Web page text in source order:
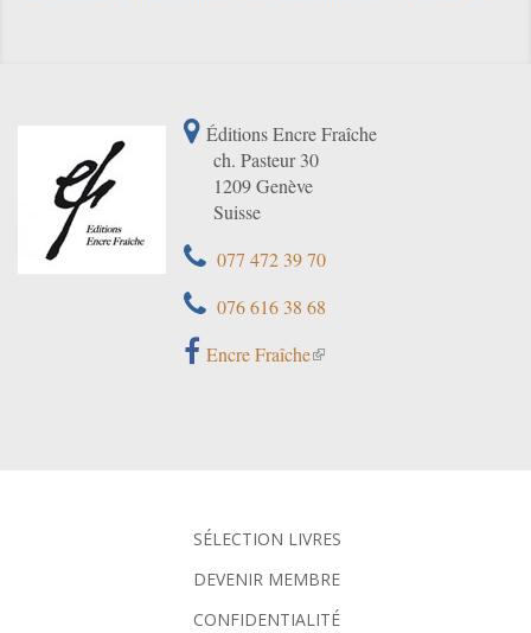
Éditions Encre Fraîche
ch. Pasteur 30
1209 Genève
Suisse
077 472 39 70
076 616 38 68
Encre Fraîche
SÉLECTION LIVRES
DEVENIR MEMBRE
CONFIDENTIALITÉ